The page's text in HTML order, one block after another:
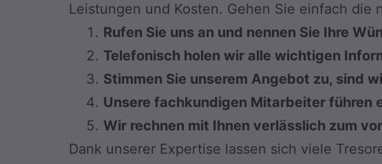
Leistungen und Kosten. Gehen Sie einfach die
Rufen Sie uns an und nennen Sie Ihre
Telefonisch holen wir alle wichtigen
Stimmen Sie unserem Angebot zu, sind
Unsere fachkundigen Mitarbeiter führen
Wir rechnen mit Ihnen verlässlich zum
Dank unserer Expertise lassen sich viele